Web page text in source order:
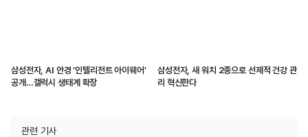
삼성전자, AI 안경 ‘인텔리전트 아이웨어’
공개…갤럭시 생태계 확장
삼성전자, 새 워치 2종으로 선제적 건강 관
리 혁신한다
관련 기사